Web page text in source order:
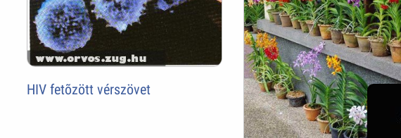
HIV fetõzött vérszövet